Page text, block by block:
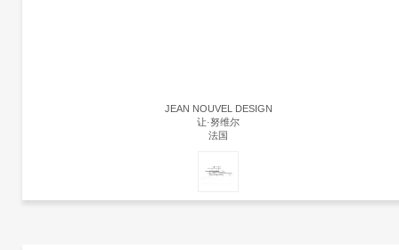
JEAN NOUVEL DESIGN
让·努维尔
法国